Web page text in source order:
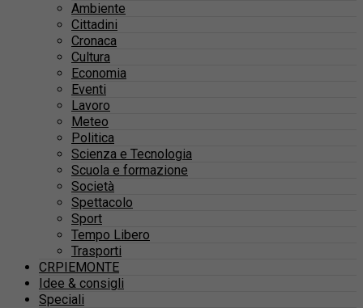
Ambiente
Cittadini
Cronaca
Cultura
Economia
Eventi
Lavoro
Meteo
Politica
Scienza e Tecnologia
Scuola e formazione
Società
Spettacolo
Sport
Tempo Libero
Trasporti
CRPIEMONTE
Idee & consigli
Speciali